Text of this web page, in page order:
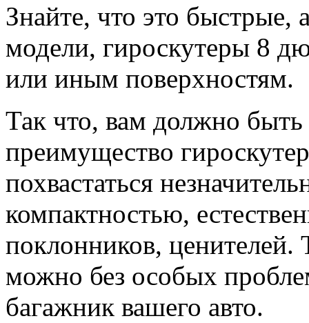
Знайте, что это быстрые,
модели, гироскутеры 8
или иным поверхностям.
Так что, вам должно быть
преимущество
похвастаться
компактностью,
поклонников, ценителей.
можно без особых
багажник вашего авто.